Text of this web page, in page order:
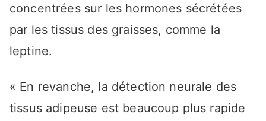
concentrées sur les hormones sécrétées
par les tissus des graisses, comme la
leptine.
« En revanche, la détection neurale des
tissus adipeuse est beaucoup plus rapide